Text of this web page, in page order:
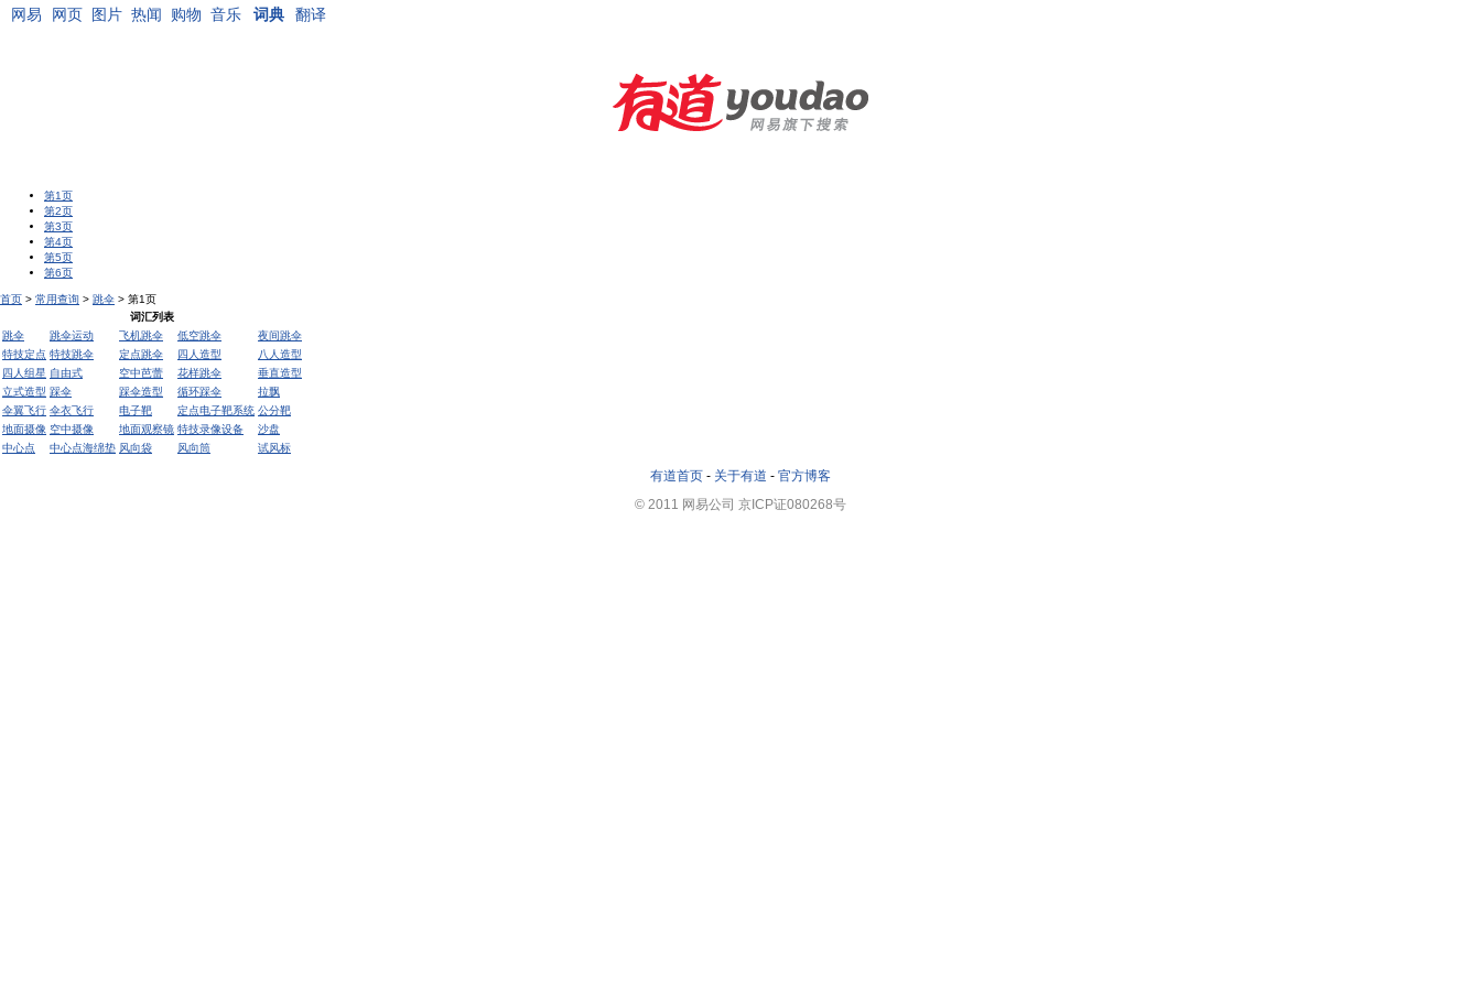
网易 网页 图片 热闻 购物 音乐 词典 翻译
第1页
第2页
第3页
第4页
第5页
第6页
首页 > 常用查询 > 跳伞 > 第1页
词汇列表
跳伞
跳伞运动 飞机跳伞 低空跳伞
夜间跳伞
特技定点 特技跳伞 定点跳伞 四人造型
八人造型
四人组星 自由式 空中芭蕾 花样跳伞
垂直造型
立式造型 踩伞 踩伞造型 循环踩伞
拉飘
伞翼飞行 伞衣飞行 电子靶 定点电子靶系统 公分靶
地面摄像 空中摄像 地面观察镜 特技录像设备
沙盘
中心点
中心点海绵垫 风向袋 风向筒 试风标
有道首页 - 关于有道 - 官方博客
© 2011 网易公司 京ICP证080268号